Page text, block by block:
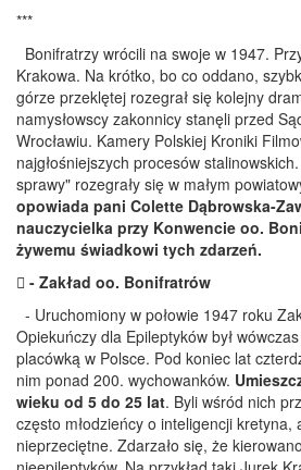
***
Bonifratrzy wrócili na swoje w 1947.
Krakowa. Na krótko, bo co oddano,
górze przeklętej rozegrał się kolejny
namysłowscy zakonnicy stanęli przed
Wrocławiu. Kamery Polskiej Kroniki
najgłośniejszych procesów
sprawy" rozegrały się w małym
opowiada pani Colette Dąbrowska-
nauczycielka przy Konwencie oo.
żywemu świadkowi tych zdarzeń.
 - Zakład oo. Bonifratrów
- Uruchomiony w połowie 1947 roku
Opiekuńczy dla Epileptyków był
placówką w Polsce. Pod koniec lat
nim ponad 200. wychowanków.
wieku od 5 do 25 lat. Byli wśród nich
często młodzieńcy o inteligencji kretyna,
nieprzeciętne. Zdarzało się, że